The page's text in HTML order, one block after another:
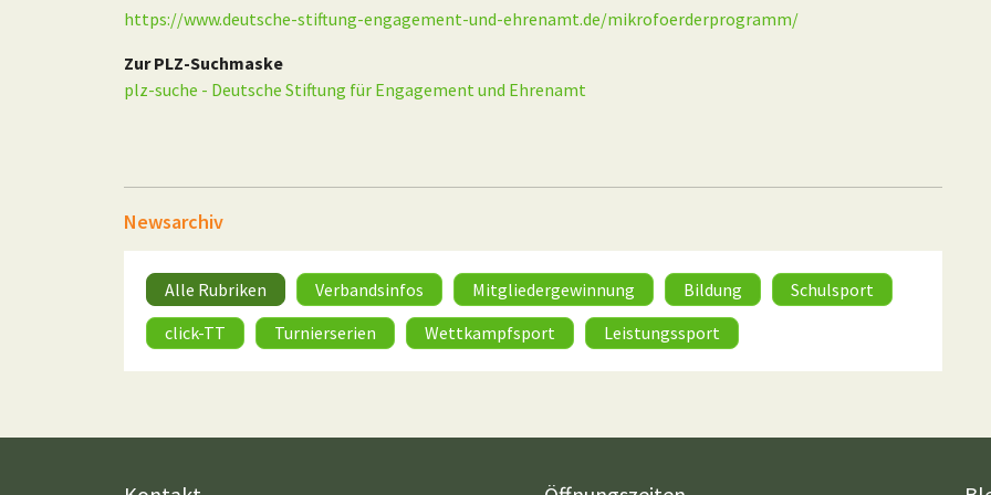
https://www.deutsche-stiftung-engagement-und-ehrenamt.de/mikrofoerderprogramm/
Zur PLZ-Suchmaske
plz-suche - Deutsche Stiftung für Engagement und Ehrenamt
Newsarchiv
Alle Rubriken Verbandsinfos Mitgliedergewinnung Bildung
Schulsport
click-TT
Turnierserien Wettkampfsport Leistungssport